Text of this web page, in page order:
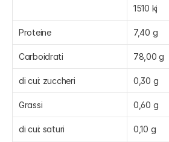
1510 kj
Proteine 7,40 g
Carboidrati 78,00 g
di cui: zuccheri 0,30 g
Grassi 0,60 g
di cui: saturi 0,10 g